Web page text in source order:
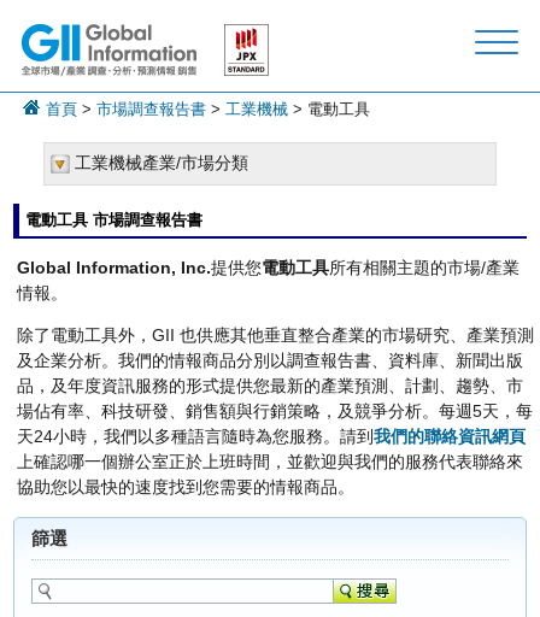
首頁 >市場調查報告書 >工業機械 > 電動工具
工業機械產業/市場分類
電動工具 市場調查報告書
Global Information, Inc.提供您電動工具所有相關主題的市場/產業
情報。
除了電動工具外，GII 也供應其他垂直整合產業的市場研究、產業預測
及企業分析。我們的情報商品分別以調查報告書、資料庫、新聞出版
品，及年度資訊服務的形式提供您最新的產業預測、計劃、趨勢、市
場佔有率、科技研發、銷售額與行銷策略，及競爭分析。每週5天，每
天24小時，我們以多種語言隨時為您服務。請到我們的聯絡資訊網頁
上確認哪一個辦公室正於上班時間，並歡迎與我們的服務代表聯絡來
協助您以最快的速度找到您需要的情報商品。
篩選